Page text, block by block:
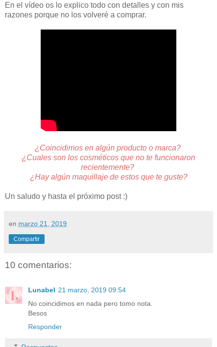
En el vídeo os lo explico todo con detalles y con mis
razones porque no los volveré a comprar.
¿Coincidimos en algún producto o marca?
¿Cuales son los cosméticos que no te funcionaron
recientemente?
¿Hay algún maquillaje de estos que te guste?
Un saludo y hasta el próximo post :)
en marzo 21, 2019
Compartir
10 comentarios:
Lunabel 21 marzo, 2019 09:54
No coincidimos en nada pero tomo nota.
Besos
Responder